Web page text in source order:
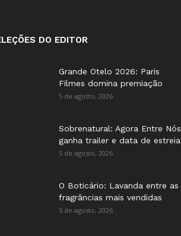
DO EDITOR
Grande Otelo 2026: Paris
Filmes domina premiação
5 de agosto, 2026
Sobrenatural: Agora Entre Nós
ganha trailer e data de estreia
5 de agosto, 2026
O Boticário: Lavanda entre as
fragrâncias mais vendidas
5 de agosto, 2026